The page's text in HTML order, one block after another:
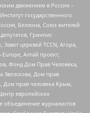
движением в России –
государственного
Беллона, Союз жителей
Гринпис
церквей TCCN, Агора,
Алтай проект,
Фонд Дом Прав Человека,
Звозскова, Дом прав
Дом прав человека Крым,
европейских
объединение журналистов